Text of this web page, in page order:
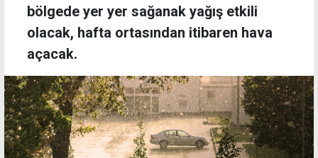
bölgede yer yer sağanak yağış etkili
olacak, hafta ortasından itibaren hava
açacak.